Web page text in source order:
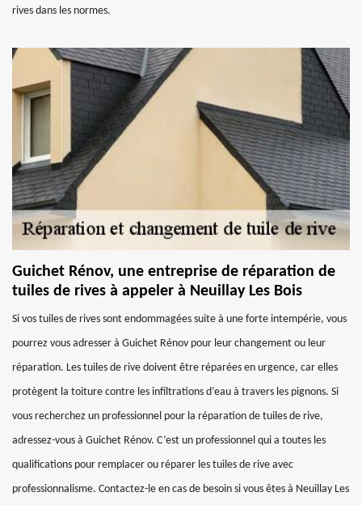
rives dans les normes.
Guichet Rénov, une entreprise de réparation de
tuiles de rives à appeler à Neuillay Les Bois
Si vos tuiles de rives sont endommagées suite à une forte intempérie, vous
pourrez vous adresser à Guichet Rénov pour leur changement ou leur
réparation. Les tuiles de rive doivent être réparées en urgence, car elles
protègent la toiture contre les infiltrations d’eau à travers les pignons. Si
vous recherchez un professionnel pour la réparation de tuiles de rive,
adressez-vous à Guichet Rénov. C’est un professionnel qui a toutes les
qualifications pour remplacer ou réparer les tuiles de rive avec
professionnalisme. Contactez-le en cas de besoin si vous êtes à Neuillay Les